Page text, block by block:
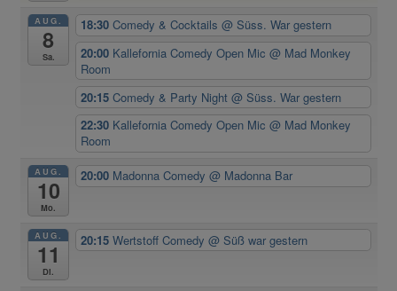
AUG.
8
Sa.
18:30Comedy & Cocktails@ Süss. War gestern
20:00 Kallefornia Comedy Open Mic@ Mad Monkey
Room
20:15Comedy & Party Night@ Süss. War gestern
22:30 Kallefornia Comedy Open Mic@ Mad Monkey
Room
AUG.
10
Mo.
20:00 Madonna Comedy@ Madonna Bar
AUG.
11
Di.
20:15Wertstoff Comedy@ Süß war gestern